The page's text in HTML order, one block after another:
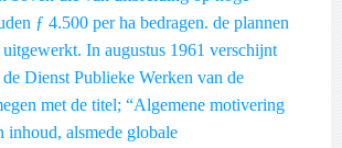
ƒ 4.500 per ha bedragen. de plannen
In augustus 1961 verschijnt
Dienst Publieke Werken van de
met de titel; “Algemene motivering
inhoud, alsmede globale